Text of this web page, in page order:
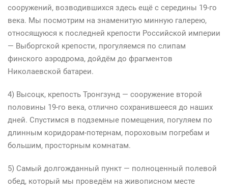
сооружений, возводившихся здесь ещё с середины 19-го
века. Мы посмотрим на знаменитую минную галерею,
относящуюся к последней крепости Российской империи
— Выборгской крепости, прогуляемся по слипам
финского аэродрома, дойдём до фрагментов
Николаевской батареи.
4) Высоцк, крепость Тронгзунд — сооружение второй
половины 19-го века, отлично сохранившееся до наших
дней. Спустимся в подземные помещения, погуляем по
длинным коридорам-потернам, пороховым погребам и
большим, просторным комнатам.
5) Самый долгожданный пункт — полноценный полевой
обед, который мы проведём на живописном месте